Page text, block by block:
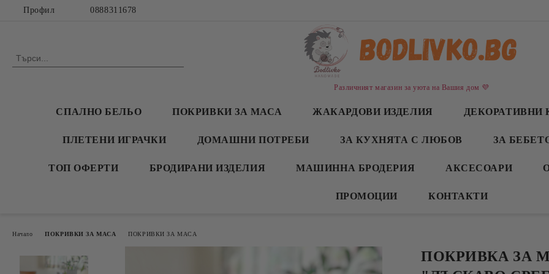
Профил 0888311678
Различният магазин за уюта на Вашия дом 💜
СПАЛНО БЕЛЬО ПОКРИВКИ ЗА МАСА ЖАКАРДОВИ ИЗДЕЛИЯ ДЕКОРАТИВНИ
ПЛЕТЕНИ ИГРАЧКИ ДОМАШНИ ПОТРЕБИ ЗА КУХНЯТА С ЛЮБОВ ЗА
ТОП ОФЕРТИ БРОДИРАНИ ИЗДЕЛИЯ МАШИННА БРОДЕРИЯ АКСЕСОАРИ
ПРОМОЦИИ КОНТАКТИ
Начало ПОКРИВКИ ЗА МАСА ПОКРИВКИ ЗА МАСА
ПОКРИВКА ЗА